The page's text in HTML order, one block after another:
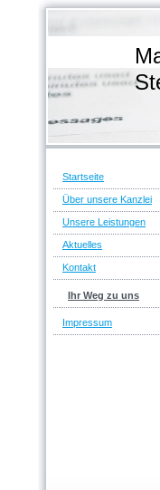
Startseite
Über unsere Kanzlei
Unsere Leistungen
Aktuelles
Kontakt
Ihr Weg zu uns
Impressum